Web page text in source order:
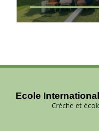
Ecole
Crèche et